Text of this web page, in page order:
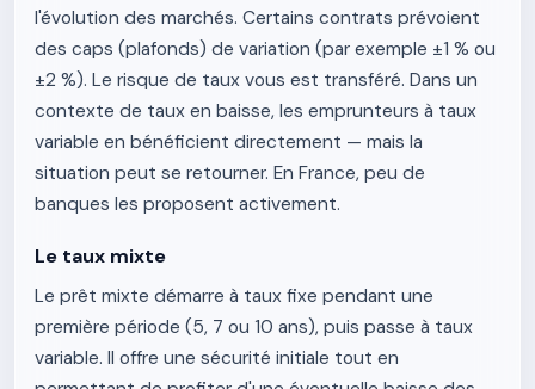
l'évolution des marchés. Certains contrats prévoient
des caps (plafonds) de variation (par exemple ±1 % ou
±2 %). Le risque de taux vous est transféré. Dans un
contexte de taux en baisse, les emprunteurs à taux
variable en bénéficient directement — mais la
situation peut se retourner. En France, peu de
banques les proposent activement.
Le taux mixte
Le prêt mixte démarre à taux fixe pendant une
première période (5, 7 ou 10 ans), puis passe à taux
variable. Il offre une sécurité initiale tout en